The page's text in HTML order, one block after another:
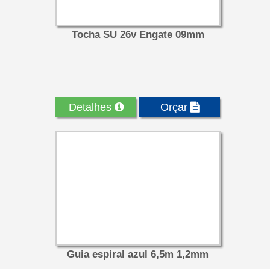
Tocha SU 26v Engate 09mm
Detalhes Orçar
Guia espiral azul 6,5m 1,2mm